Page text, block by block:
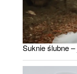
Suknie ślubne